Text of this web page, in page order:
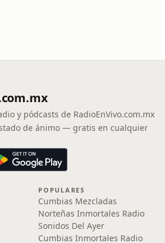
y pódcasts de RadioEnVivo.com.mx
de ánimo — gratis en cualquier
POPULARES
Cumbias Mezcladas
Norteñas Inmortales Radio
Sonidos Del Ayer
Cumbias Inmortales Radio